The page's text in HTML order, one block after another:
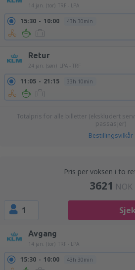
14 jan. (tor) TRF - LPA
15:30 10:00 43h 30min
Retur
24 jan. (søn) LPA - TRF
11:05 21:15 33h 10min
Totalpris for alle billetter (ekskludert
passasjer)
Bestillingsvilkår
Pris per voksen i to
3621 NOK
1
Avgang
14 jan. (tor) TRF - LPA
15:30 10:00 43h 30min